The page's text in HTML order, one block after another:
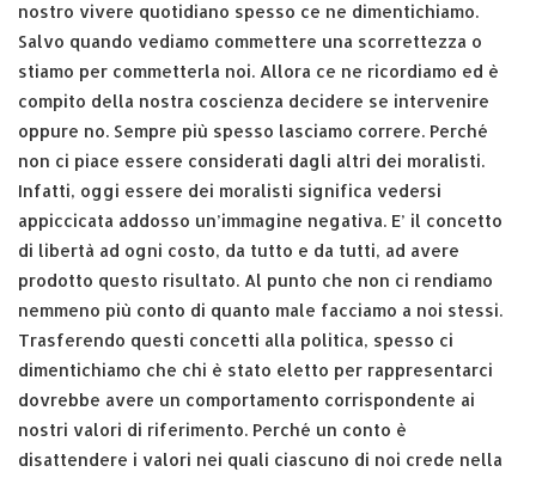
nostro vivere quotidiano spesso ce ne dimentichiamo.
Salvo quando vediamo commettere una scorrettezza o
stiamo per commetterla noi. Allora ce ne ricordiamo ed è
compito della nostra coscienza decidere se intervenire
oppure no. Sempre più spesso lasciamo correre. Perché
non ci piace essere considerati dagli altri dei moralisti.
Infatti, oggi essere dei moralisti significa vedersi
appiccicata addosso un’immagine negativa. E’ il concetto
di libertà ad ogni costo, da tutto e da tutti, ad avere
prodotto questo risultato. Al punto che non ci rendiamo
nemmeno più conto di quanto male facciamo a noi stessi.
Trasferendo questi concetti alla politica, spesso ci
dimentichiamo che chi è stato eletto per rappresentarci
dovrebbe avere un comportamento corrispondente ai
nostri valori di riferimento. Perché un conto è
disattendere i valori nei quali ciascuno di noi crede nella